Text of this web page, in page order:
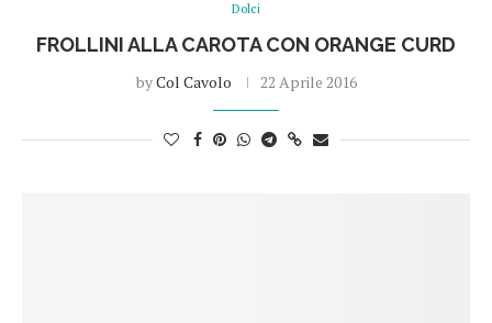
Dolci
FROLLINI ALLA CAROTA CON ORANGE CURD
byCol Cavolo 22 Aprile 2016